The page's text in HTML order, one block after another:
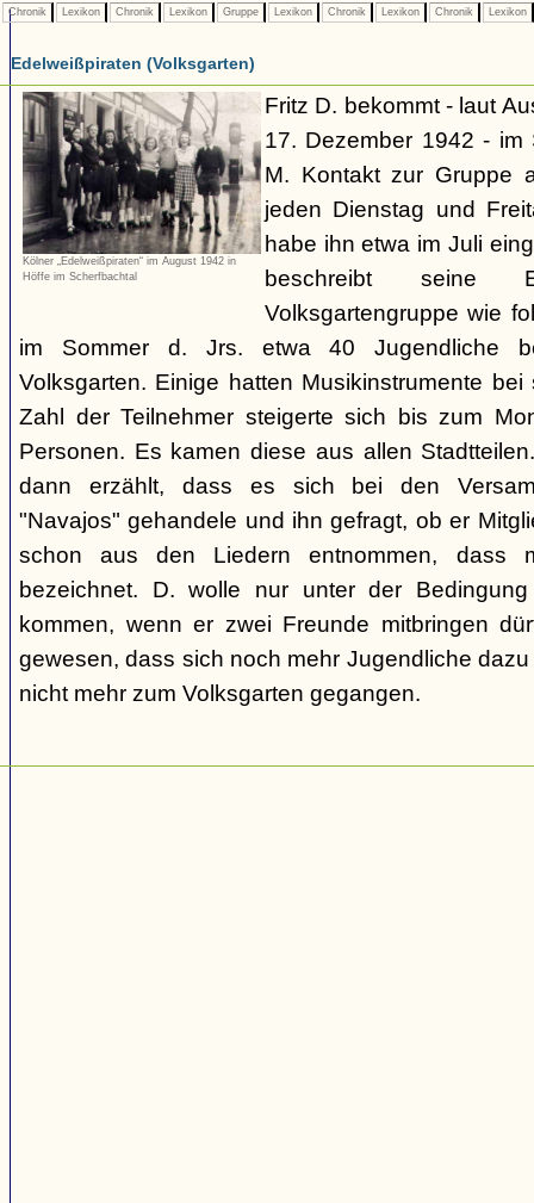
Chronik Lexikon Chronik Lexikon Gruppe Lexikon Chronik Lexikon Chronik Lexikon
Edelweißpiraten (Volksgarten)
Kölner „Edelweißpiraten“ im August 1942 in
Höffe im Scherfbachtal
Fritz D. bekommt - laut
17. Dezember 1942 - im
M. Kontakt zur Gruppe
jeden Dienstag und
habe ihn etwa im Juli
beschreibt seine
Volksgartengruppe wie
im Sommer d. Jrs. etwa 40 Jugendliche
Volksgarten. Einige hatten Musikinstrumente
Zahl der Teilnehmer steigerte sich bis zum
Personen. Es kamen diese aus allen
dann erzählt, dass es sich bei den
"Navajos" gehandele und ihn gefragt, ob er
schon aus den Liedern entnommen, dass
bezeichnet. D. wolle nur unter der
kommen, wenn er zwei Freunde mitbringen
gewesen, dass sich noch mehr Jugendliche
nicht mehr zum Volksgarten gegangen.